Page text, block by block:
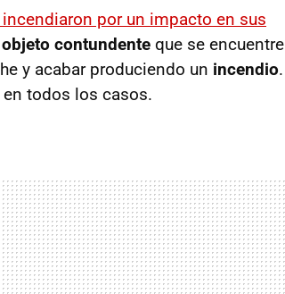
por un impacto en sus
objeto contundente que se encuentre
y acabar produciendo un incendio.
todos los casos.